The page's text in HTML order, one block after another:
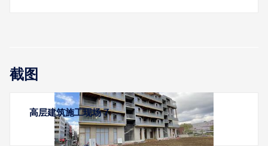
Bei relativ großen beziehungsweise relativ kleinen
Flächen, kommt es vor, dass automatisch erstellte
Ergebniswerte von der Relation nicht zu der
Struktur passen. Die Ergebnisse werden bei großen
Flächen entweder zu häufig erzeugt oder bei
kleinen Flächen zu wenig.
相同的结构通常会在多个项目中使用，例如本例中的
檩条与柱子和支撑。 在 RFEM 或 RSTAB 中通过移动
节点可以直接更改尺寸标注。
截图
高层建筑施工现场 7